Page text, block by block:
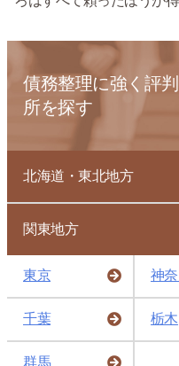
債務整理に強く評
所を探す
北海道・東北地方
関東地方
東京 神奈
千葉 栃木
群馬